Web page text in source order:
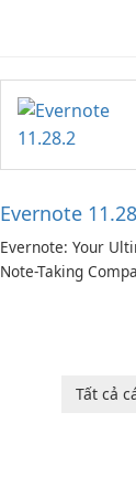
Evernote
Evernote: Your
Note-Taking
users capture
Tất cả